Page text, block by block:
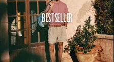
Bestseller